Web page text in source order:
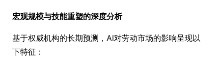
宏观规模与技能重塑的深度分析
基于权威机构的长期预测，AI对劳动市场的影响呈现以
下特征：